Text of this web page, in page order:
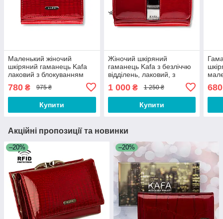
Маленький жіночий
шкіряний гаманець Kafa
лаковий з блокуванням
RFID-сигналів, червоний
780 ₴ 975 ₴
Купити
Жіночий шкіряний
гаманець Kafa з безліччю
відділень, лаковий, з
сигналів, червоний
1 000₴ 1 250 ₴
Купити
680
Акційні пропозиції та новинки
–20% –20%